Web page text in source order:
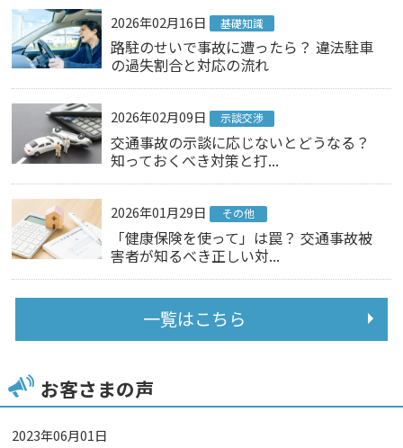
2026年02月16日 基礎知識
路駐のせいで事故に遭ったら？ 違法駐車
の過失割合と対応の流れ
2026年02月09日 示談交渉
交通事故の示談に応じないとどうなる？
知っておくべき対策と打...
2026年01月29日 その他
「健康保険を使って」は罠？ 交通事故被
害者が知るべき正しい対...
一覧はこちら
お客さまの声
2023年06月01日